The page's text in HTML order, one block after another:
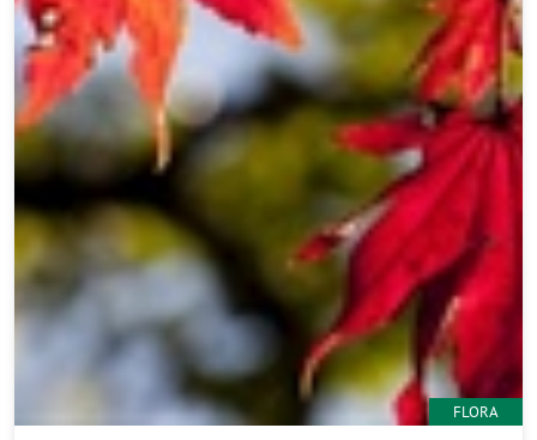
FLORA